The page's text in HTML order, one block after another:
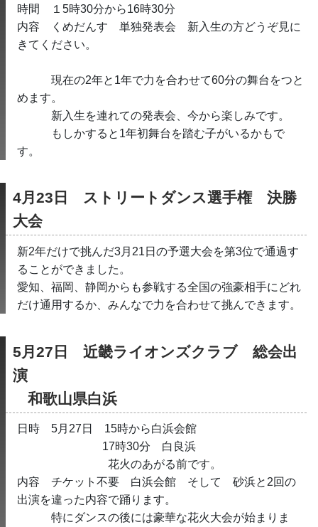
時間　１5時30分から16時30分
内容　くめだんす　単独発表会　新入生の方どうぞ見に
きてください。
現在の2年と1年で力を合わせて60分の舞台をつと
めます。
新入生を連れての発表会、今から楽しみです。
もしかすると1年初舞台を踏む子がいるかもで
す。
4月23日　ストリートダンス選手権　決勝
大会
新2年だけで挑んだ3月21日の予選大会を第3位で通過す
ることができました。
愛知、福岡、静岡からも参戦する全国の強豪相手にどれ
だけ通用するか、みんなで力を合わせて挑んできます。
5月27日　近畿ライオンズクラブ　総会出
演
和歌山県白浜
日時　5月27日　15時から白浜会館
17時30分　白良浜
花火のあがる前です。
内容　チケット不要　白浜会館　そして　砂浜と2回の
出演を違った内容で踊ります。
特にダンスの後には豪華な花火大会が始まりま